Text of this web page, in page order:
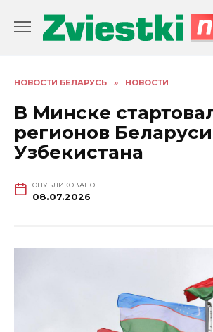
содержанию
НОВОСТИ БЕЛАРУСЬ » НОВОСТИ
В Минске
регионов
Узбекистана
ОПУБЛИКОВАНО
08.07.2026